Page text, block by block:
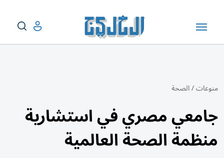
منوعات/الصحة
جامعي مصري في استشارية
منظمة الصحة العالمية